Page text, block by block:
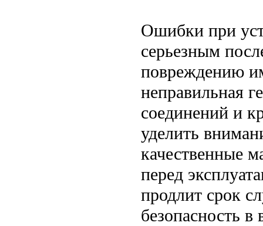
Ошибки при
серьезным
повреждению
неправильная
соединений и
уделить
качественные
перед
продлит срок
безопасность